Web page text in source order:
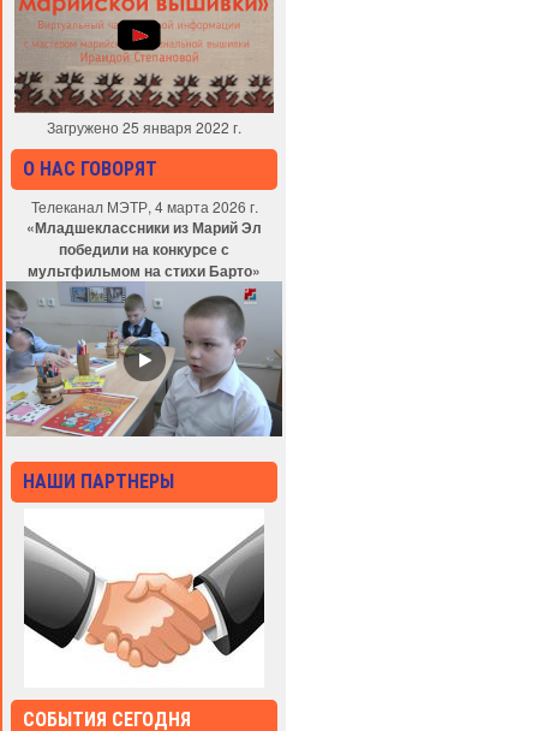
Загружено 25 января 2022 г.
О НАС ГОВОРЯТ
Телеканал МЭТР, 4 марта 2026 г.
«Младшеклассники из Марий Эл
победили на конкурсе с
мультфильмом на стихи Барто»
НАШИ ПАРТНЕРЫ
СОБЫТИЯ СЕГОДНЯ